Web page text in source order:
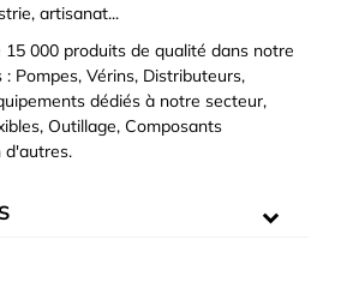
artisanat...
15 000 produits de qualité dans notre
Pompes, Vérins, Distributeurs,
dédiés à notre secteur,
Outillage, Composants
d'autres.